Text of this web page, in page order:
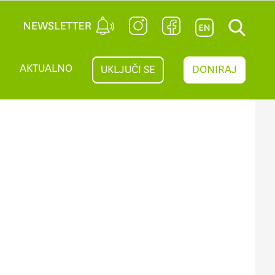
AKTUALNO UKLJUČI SE DONIRAJ